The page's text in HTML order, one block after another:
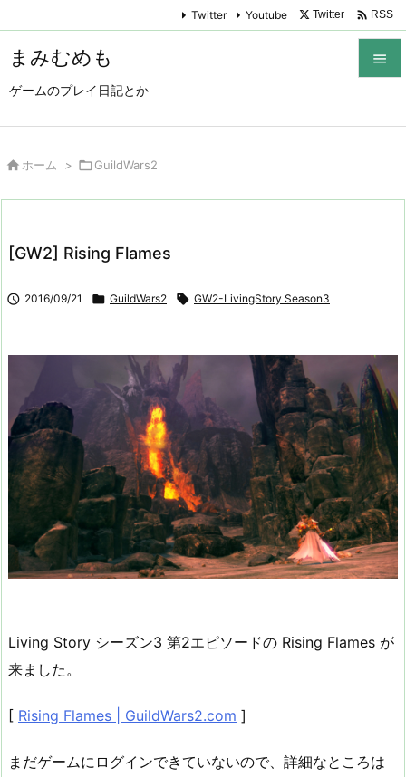
まみむめも
ゲームのプレイ日記とか

Twitter Youtube Twitter  RSS
 ホーム > GuildWars2
[GW2] Rising Flames
 2016/09/21  GuildWars2  GW2-LivingStory Season3
Living Story シーズン3 第2エピソードの Rising Flames が
来ました。
[ Rising Flames | GuildWars2.com ]
まだゲームにログインできていないので、詳細なところは